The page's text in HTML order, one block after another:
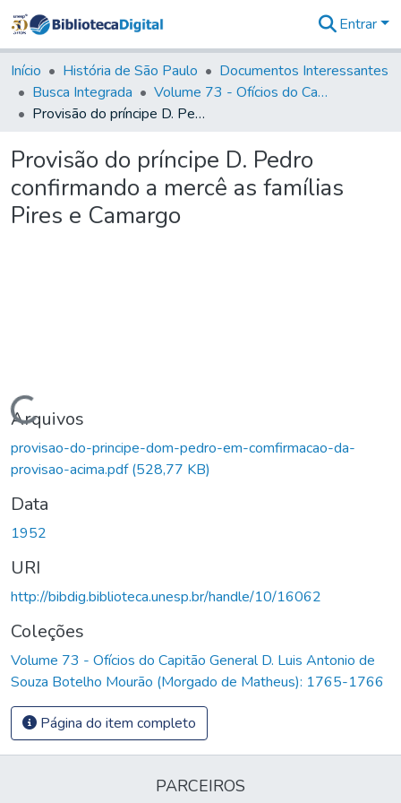
&
Coleções
Tudo na
Biblioteca
Estatísticas
Entrar
Início História de São Paulo
Documentos Interessantes
Busca Integrada
Volume 73 - Ofícios do Capitão General D. Luis Antonio de Souza Botelho Mourão (Morgado de Matheus): 1765-1766
Provisão do príncipe D. Pedro confirmando a mercê as famílias Pires e Camargo
Provisão do príncipe D. Pedro
confirmando a mercê as famílias
Pires e Camargo
Carregando...
Arquivos
provisao-do-principe-dom-pedro-em-comfirmacao-da-
provisao-acima.pdf(528,77 KB)
Data
1952
URI
http://bibdig.biblioteca.unesp.br/handle/10/16062
Coleções
Volume 73 - Ofícios do Capitão General D. Luis Antonio de
Souza Botelho Mourão (Morgado de Matheus): 1765-1766
Página do item completo
PARCEIROS